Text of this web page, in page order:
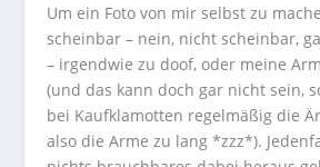
Um ein Foto von mir selbst zu
scheinbar – nein, nicht scheinbar,
– irgendwie zu doof, oder meine
(und das kann doch gar nicht sein,
bei Kaufklamotten regelmäßig die
also die Arme zu lang *zzz*).